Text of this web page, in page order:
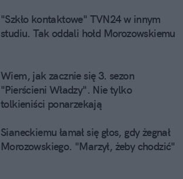
"Szkło kontaktowe" TVN24 w innym
studiu. Tak oddali hołd Morozowskiemu
Wiem, jak zacznie się 3. sezon
"Pierścieni Władzy". Nie tylko
tolkieniści ponarzekają
Sianeckiemu łamał się głos, gdy żegnał
Morozowskiego. "Marzył, żeby chodzić"